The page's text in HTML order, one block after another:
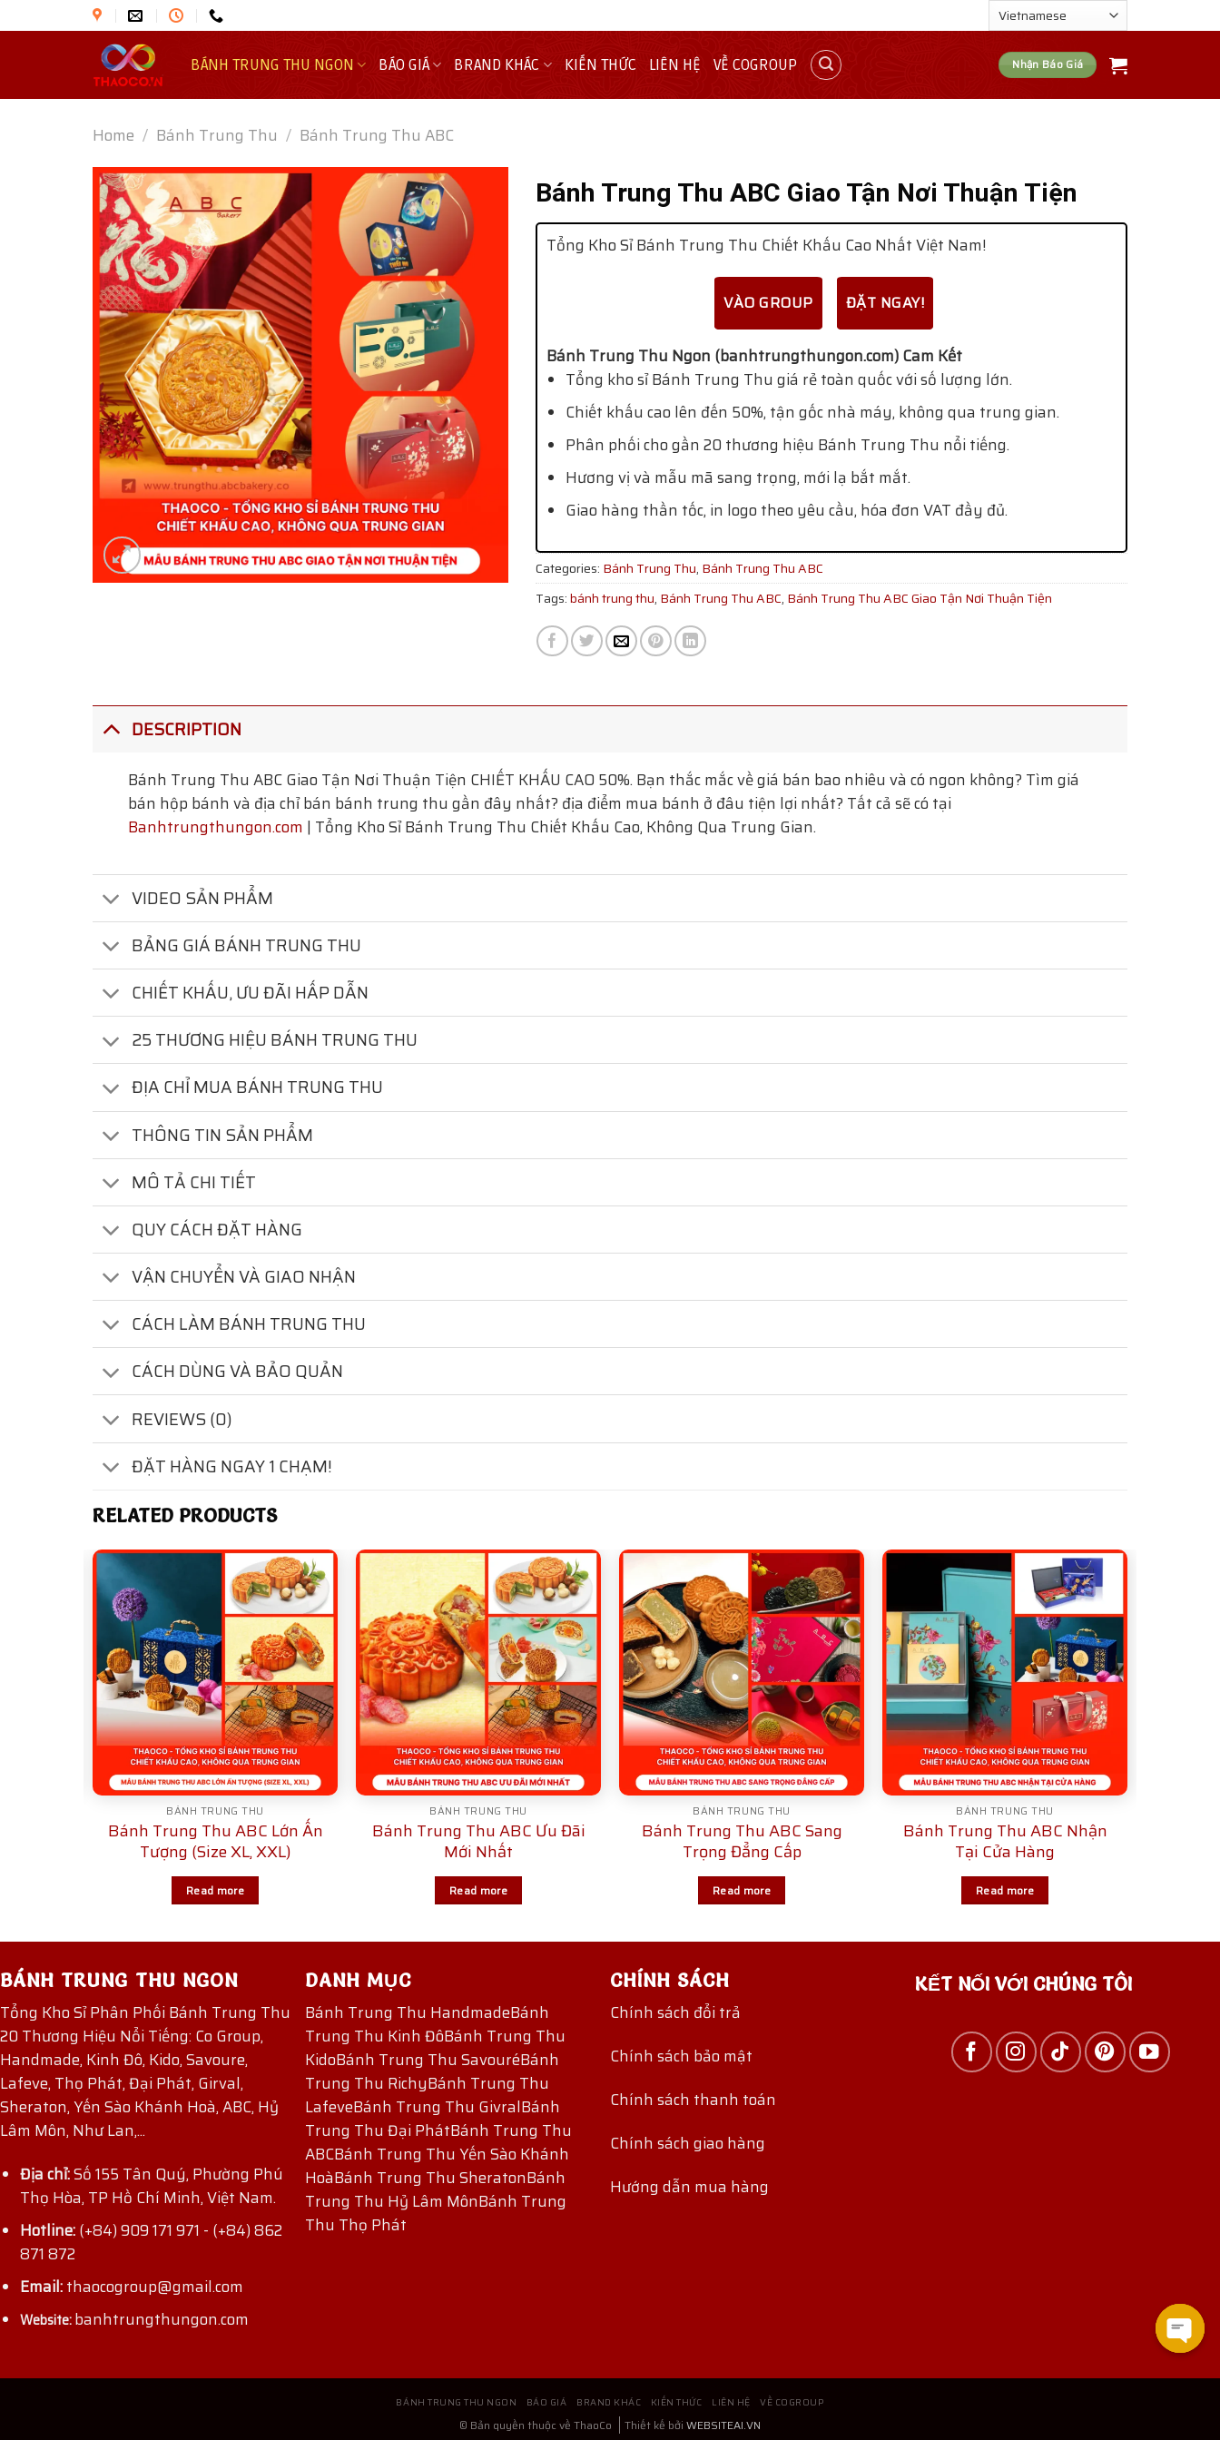
to
BÁNH TRUNG THU NGON BÁO GIÁ BRAND KHÁC KIẾN THỨC LIÊN HỆ VỀ COGROUP Nhận Báo Giá
Home / Bánh Trung Thu / Bánh Trung Thu ABC
Bánh Trung Thu ABC Giao Tận Nơi Thuận Tiện
Tổng Kho Sỉ Bánh Trung Thu Chiết Khấu Cao Nhất Việt Nam!
VÀO GROUP ĐẶT NGAY!
Bánh Trung Thu Ngon (banhtrungthungon.com) Cam Kết
Tổng kho sỉ Bánh Trung Thu giá rẻ toàn quốc với số lượng lớn.
Chiết khấu cao lên đến 50%, tận gốc nhà máy, không qua trung gian.
Phân phối cho gần 20 thương hiệu Bánh Trung Thu nổi tiếng.
Hương vị và mẫu mã sang trọng, mới lạ bắt mắt.
Giao hàng thần tốc, in logo theo yêu cầu, hóa đơn VAT đầy đủ.
Categories: Bánh Trung Thu, Bánh Trung Thu ABC
Tags:bánh trung thu, Bánh Trung Thu ABC, Bánh Trung Thu ABC Giao Tận Nơi Thuận Tiện
DESCRIPTION
Bánh Trung Thu ABC Giao Tận Nơi Thuận Tiện CHIẾT KHẤU CAO 50%. Bạn thắc mắc về giá bán bao nhiêu và có ngon không? Tìm giá
bán hộp bánh và địa chỉ bán bánh trung thu gần đây nhất? địa điểm mua bánh ở đâu tiện lợi nhất? Tất cả sẽ có tại
Banhtrungthungon.com | Tổng Kho Sỉ Bánh Trung Thu Chiết Khấu Cao, Không Qua Trung Gian.
VIDEO SẢN PHẨM
BẢNG GIÁ BÁNH TRUNG THU
CHIẾT KHẤU, ƯU ĐÃI HẤP DẪN
25 THƯƠNG HIỆU BÁNH TRUNG THU
ĐỊA CHỈ MUA BÁNH TRUNG THU
THÔNG TIN SẢN PHẨM
MÔ TẢ CHI TIẾT
QUY CÁCH ĐẶT HÀNG
VẬN CHUYỂN VÀ GIAO NHẬN
CÁCH LÀM BÁNH TRUNG THU
CÁCH DÙNG VÀ BẢO QUẢN
REVIEWS (0)
ĐẶT HÀNG NGAY 1 CHẠM!
RELATED PRODUCTS
BÁNH TRUNG THU
Bánh Trung Thu ABC Lớn Ấn
Tượng (Size XL, XXL)
Read more
BÁNH TRUNG THU
Bánh Trung Thu ABC Ưu Đãi
Mới Nhất
Read more
BÁNH TRUNG THU
Bánh Trung Thu ABC Sang
Trọng Đẳng Cấp
Read more
BÁNH TRUNG THU
Bánh Trung Thu ABC Nhận
Tại Cửa Hàng
Read more
BÁNH TRUNG THU NGON
Tổng Kho Sỉ Phân Phối Bánh Trung Thu
20 Thương Hiệu Nổi Tiếng: Co Group,
Handmade, Kinh Đô, Kido, Savoure,
Lafeve, Thọ Phát, Đại Phát, Girval,
Sheraton, Yến Sào Khánh Hoà, ABC, Hỷ
Lâm Môn, Như Lan,...
Địa chỉ:Số 155 Tân Quý, Phường Phú
Thọ Hòa, TP Hồ Chí Minh, Việt Nam.
Hotline:(+84) 909 171 971 - (+84) 862
871 872
Email:thaocogroup@gmail.com
Website:banhtrungthungon.com
DANH MỤC
Bánh Trung Thu HandmadeBánh
Trung Thu Kinh ĐôBánh Trung Thu
KidoBánh Trung Thu SavouréBánh
Trung Thu RichyBánh Trung Thu
LafeveBánh Trung Thu GivralBánh
Trung Thu Đại PhátBánh Trung Thu
ABCBánh Trung Thu Yến Sào Khánh
HoàBánh Trung Thu SheratonBánh
Trung Thu Hỷ Lâm MônBánh Trung
Thu Thọ Phát
CHÍNH SÁCH
Chính sách đổi trả
Chính sách bảo mật
Chính sách thanh toán
Chính sách giao hàng
Hướng dẫn mua hàng
KẾT NỐI VỚI CHÚNG TÔI
BÁNH TRUNG THU NGON BÁO GIÁ BRAND KHÁC KIẾN THỨC LIÊN HỆ VỀ COGROUP
© Bản quyền thuộc về ThaoCo Thiết kế bởi WEBSITEAI.VN
ĐĂNG KÝ NHẬN ƯU ĐÃI